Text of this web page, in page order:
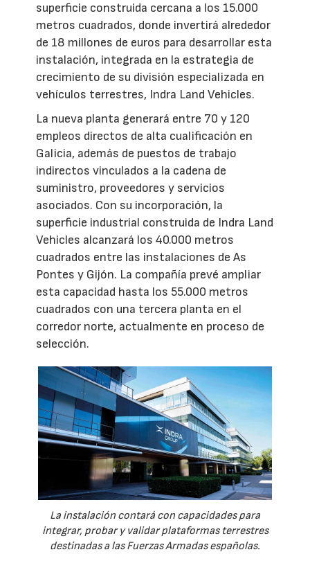
superficie construida cercana a los 15.000
metros cuadrados, donde invertirá alrededor
de 18 millones de euros para desarrollar esta
instalación, integrada en la estrategia de
crecimiento de su división especializada en
vehículos terrestres, Indra Land Vehicles.
La nueva planta generará entre 70 y 120
empleos directos de alta cualificación en
Galicia, además de puestos de trabajo
indirectos vinculados a la cadena de
suministro, proveedores y servicios
asociados. Con su incorporación, la
superficie industrial construida de Indra Land
Vehicles alcanzará los 40.000 metros
cuadrados entre las instalaciones de As
Pontes y Gijón. La compañía prevé ampliar
esta capacidad hasta los 55.000 metros
cuadrados con una tercera planta en el
corredor norte, actualmente en proceso de
selección.
La instalación contará con capacidades para
integrar, probar y validar plataformas terrestres
destinadas a las Fuerzas Armadas españolas.